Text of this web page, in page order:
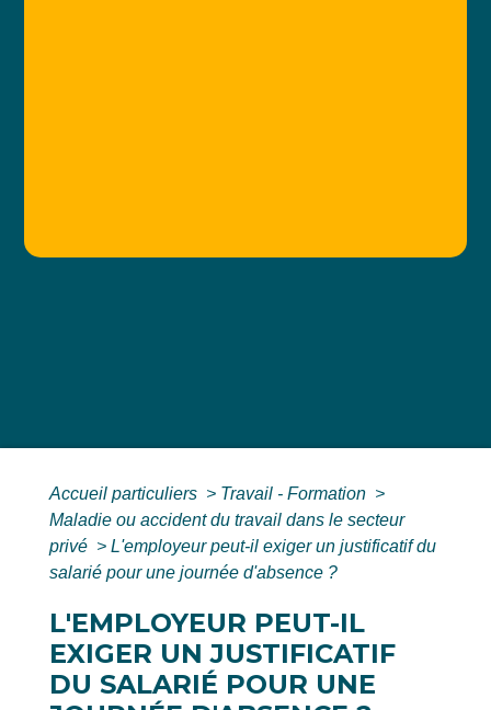
Accueil particuliers > Travail - Formation >
Maladie ou accident du travail dans le secteur
privé > L'employeur peut-il exiger un justificatif du
salarié pour une journée d'absence ?
L'EMPLOYEUR PEUT-IL
EXIGER UN JUSTIFICATIF
DU SALARIÉ POUR UNE